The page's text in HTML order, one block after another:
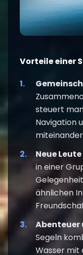
Vorteile einer
steuert
Navigation
Neue
in einer
ähnlichen
Abenteuer
Segeln
Wasser mit